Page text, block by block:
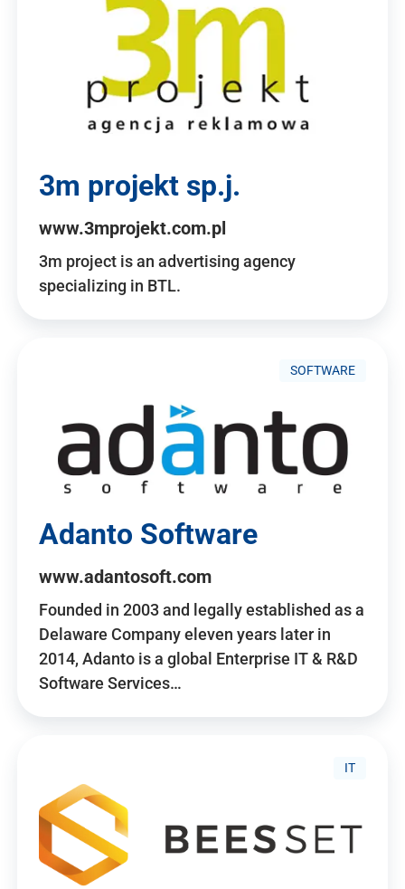
3m projekt sp.j.
www.3mprojekt.com.pl
3m project is an advertising agency
specializing in BTL.
SOFTWARE
Adanto Software
www.adantosoft.com
Founded in 2003 and legally established as a
Delaware Company eleven years later in
2014, Adanto is a global Enterprise IT & R&D
Software Services…
IT